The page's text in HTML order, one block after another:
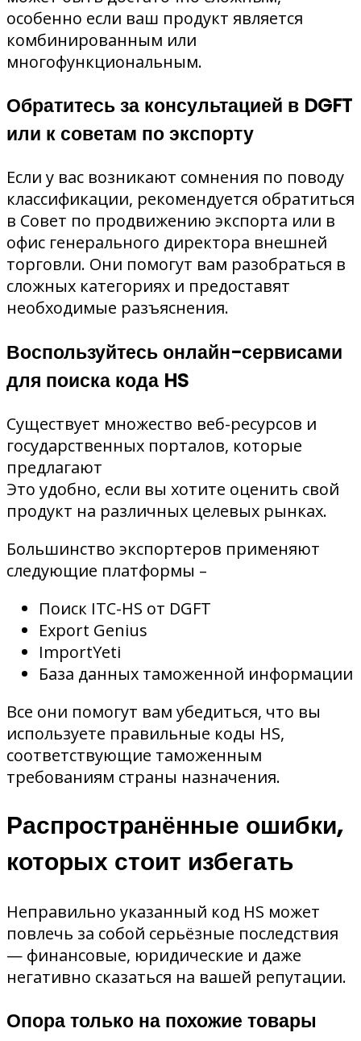
особенно если ваш продукт является
комбинированным или
многофункциональным.
Обратитесь за консультацией в DGFT
или к советам по экспорту
Если у вас возникают сомнения по поводу
классификации, рекомендуется обратиться
в Совет по продвижению экспорта или в
офис генерального директора внешней
торговли. Они помогут вам разобраться в
сложных категориях и предоставят
необходимые разъяснения.
Воспользуйтесь онлайн-сервисами
для поиска кода HS
Существует множество веб-ресурсов и
государственных порталов, которые
предлагают
Это удобно, если вы хотите оценить свой
продукт на различных целевых рынках.
Большинство экспортеров применяют
следующие платформы –
Поиск ITC-HS от DGFT
Export Genius
ImportYeti
База данных таможенной информации
Все они помогут вам убедиться, что вы
используете правильные коды HS,
соответствующие таможенным
требованиям страны назначения.
Распространённые ошибки,
которых стоит избегать
Неправильно указанный код HS может
повлечь за собой серьёзные последствия
— финансовые, юридические и даже
негативно сказаться на вашей репутации.
Опора только на похожие товары